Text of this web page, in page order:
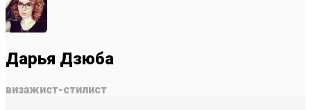
Дарья Дзюба
визажист-стилист